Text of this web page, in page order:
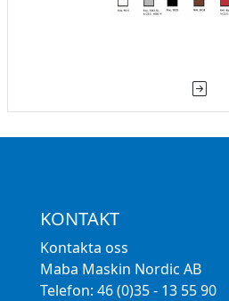
KONTAKT
Kontakta oss
Maba Maskin Nordic AB
Telefon: 46 (0)35 - 13 55 90